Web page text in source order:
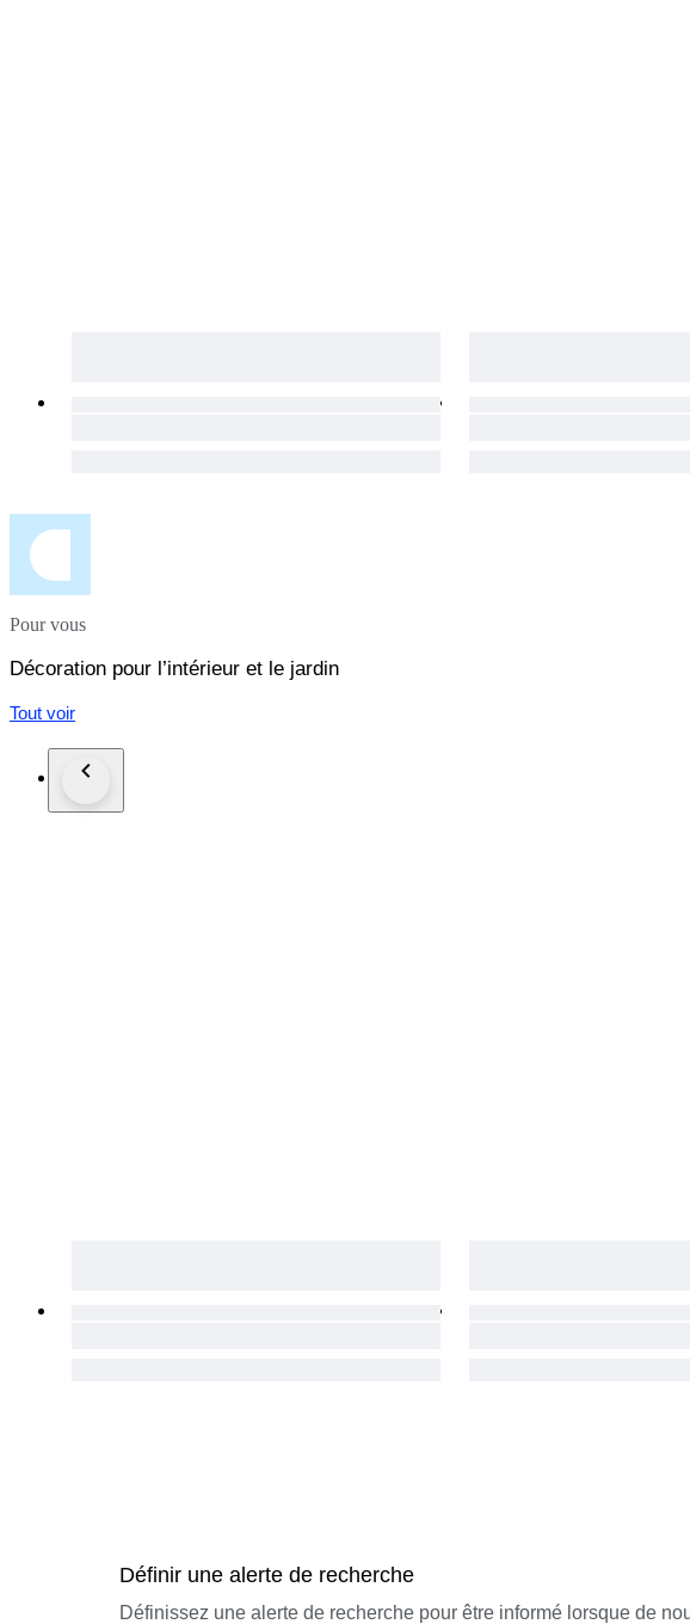
Pour vous
Décoration pour l’intérieur et le jardin
Tout voir
Définir une alerte de recherche
Définissez une alerte de recherche pour être informé lorsque de